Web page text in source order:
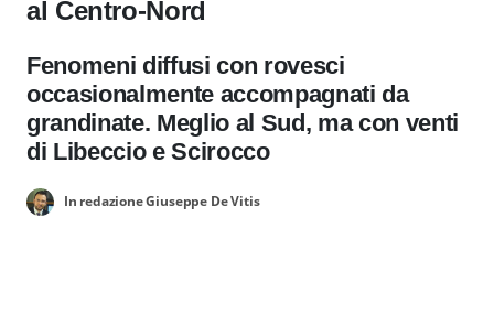
al Centro-Nord
Fenomeni diffusi con rovesci
occasionalmente accompagnati da
grandinate. Meglio al Sud, ma con venti
di Libeccio e Scirocco
In redazione Giuseppe De Vitis